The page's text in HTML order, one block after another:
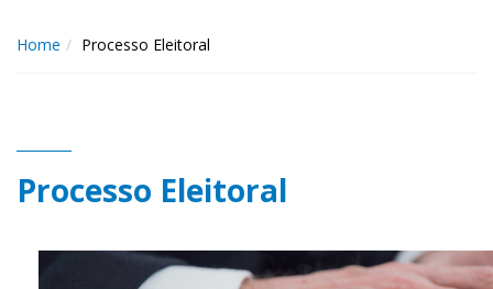
Home Processo Eleitoral
Processo Eleitoral